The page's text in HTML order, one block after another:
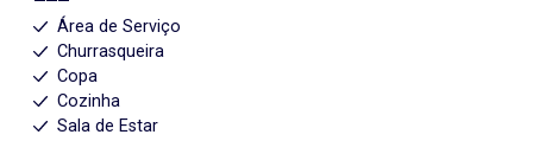
Área de Serviço
Churrasqueira
Copa
Cozinha
Sala de Estar